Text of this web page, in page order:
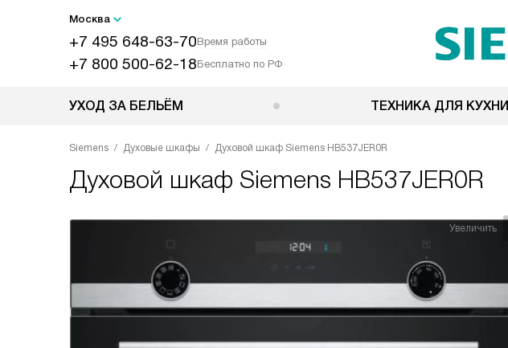
Москва
+7 495 648-63-70Время работы
+7 800 500-62-18Бесплатно по РФ
УХОД ЗА БЕЛЬЁМ ТЕХНИКА ДЛЯ КУХНИ
Siemens Духовые шкафы Духовой шкаф Siemens HB537JER0R
Духовой шкаф Siemens HB537JER0R